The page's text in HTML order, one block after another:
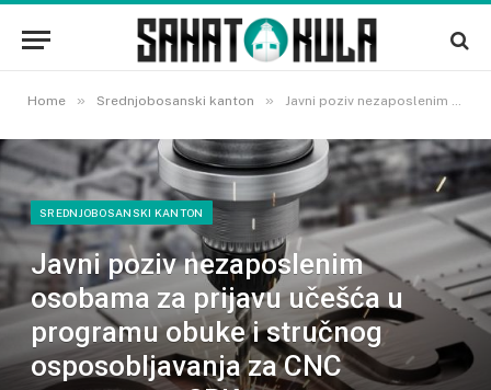
Home » Srednjobosanski kanton » Javni poziv nezaposlenim osobama za prijavu učešća u programu obuke i stručnog osposobljavanja za CNC operatere u SBK
SREDNJOBOSANSKI KANTON
Javni poziv nezaposlenim
osobama za prijavu učešća u
programu obuke i stručnog
osposobljavanja za CNC